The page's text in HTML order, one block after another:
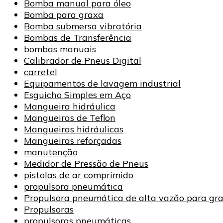
Bomba manual para óleo
Bomba para graxa
Bomba submersa vibratória
Bombas de Transferência
bombas manuais
Calibrador de Pneus Digital
carretel
Equipamentos de lavagem industrial
Esguicho Simples em Aço
Mangueira hidráulica
Mangueiras de Teflon
Mangueiras hidráulicas
Mangueiras reforçadas
manutenção
Medidor de Pressão de Pneus
pistolas de ar comprimido
propulsora pneumática
Propulsora pneumática de alta vazão para
Propulsoras